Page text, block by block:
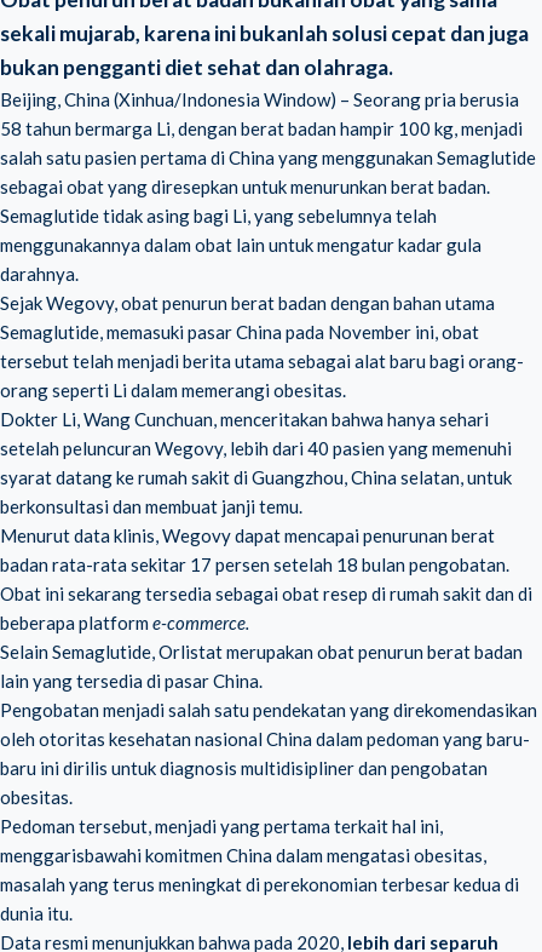
sekali mujarab, karena ini bukanlah solusi cepat dan juga
bukan pengganti diet sehat dan olahraga.
Beijing, China (Xinhua/Indonesia Window) – Seorang pria berusia
58 tahun bermarga Li, dengan berat badan hampir 100 kg, menjadi
salah satu pasien pertama di China yang menggunakan Semaglutide
sebagai obat yang diresepkan untuk menurunkan berat badan.
Semaglutidetidak asing bagi Li, yang sebelumnya telah
menggunakannya dalam obat lain untuk mengatur kadar gula
darahnya.
Sejak Wegovy, obat penurun berat badan dengan bahan utama
Semaglutide, memasuki pasar China pada November ini, obat
tersebut telah menjadi berita utama sebagai alat baru bagi orang-
orang seperti Li dalam memerangi obesitas.
Dokter Li, Wang Cunchuan, menceritakan bahwa hanya sehari
setelah peluncuran Wegovy, lebih dari 40 pasien yang memenuhi
syarat datang ke rumah sakit di Guangzhou, China selatan, untuk
berkonsultasi dan membuat janji temu.
Menurut data klinis, Wegovy dapat mencapai penurunan berat
badan rata-rata sekitar 17 persen setelah 18 bulan pengobatan.
Obat ini sekarang tersedia sebagai obat resep di rumah sakit dan di
beberapa platforme-commerce.
Selain Semaglutide, Orlistat merupakan obat penurun berat badan
lain yang tersedia di pasar China.
Pengobatan menjadi salah satu pendekatan yang direkomendasikan
oleh otoritas kesehatan nasional China dalam pedoman yang baru-
baru ini dirilis untuk diagnosis multidisipliner dan pengobatan
obesitas.
Pedoman tersebut, menjadi yang pertama terkait hal ini,
menggarisbawahi komitmen China dalam mengatasi obesitas,
masalah yang terus meningkat di perekonomian terbesar kedua di
dunia itu.
Data resmi menunjukkan bahwa pada 2020, lebih dari separuh